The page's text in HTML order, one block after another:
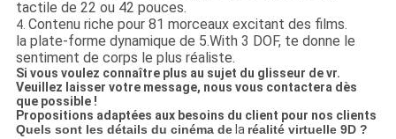
tactile de 22 ou 42 pouces.
4. Contenu riche pour 81 morceaux excitant des films.
la plate-forme dynamique de 5.With 3 DOF, te donne le
sentiment de corps le plus réaliste.
Si vous voulez connaître plus au sujet du glisseur de vr.
Veuillez laisser votre message, nous vous contactera dès
que possible !
Propositions adaptées aux besoins du client pour nos clients
Quels sont les détails du cinéma dela réalité virtuelle 9D ?